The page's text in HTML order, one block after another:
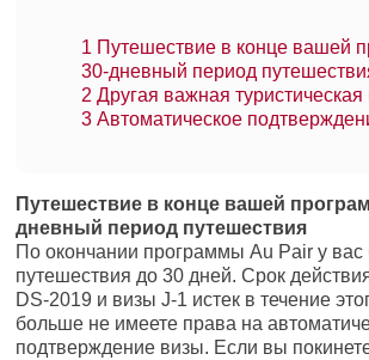
1 Путешествие в конце вашей
30-дневный период
2 Другая важная
3 Автоматическое
Путешествие в конце вашей
дневный период путешествия
По окончании программы Au Pair у вас
путешествия до 30 дней. Срок
DS-2019 и визы J-1 истек в течение
больше не имеете права на
подтверждение визы. Если вы